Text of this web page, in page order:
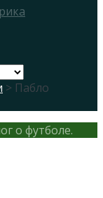
> Пабло
о футболе.